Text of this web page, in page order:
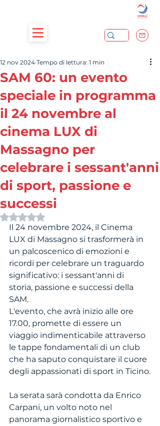
SAM 60: un evento
speciale in programma
il 24 novembre al
cinema LUX di
Massagno per
celebrare i sessant'anni
di sport, passione e
successi
12 nov 2024 Tempo di lettura: 1 min
Valutazione NaN stelle su 5.
Il 24 novembre 2024, il Cinema
LUX di Massagno si trasformerà in
un palcoscenico di emozioni e
ricordi per celebrare un traguardo
significativo: i sessant'anni di
storia, passione e successi della
SAM.
L'evento, che avrà inizio alle ore
17.00, promette di essere un
viaggio indimenticabile attraverso
le tappe fondamentali di un club
che ha saputo conquistare il cuore
degli appassionati di sport in Ticino.
La serata sarà condotta da Enrico
Carpani, un volto noto nel
panorama giornalistico sportivo e